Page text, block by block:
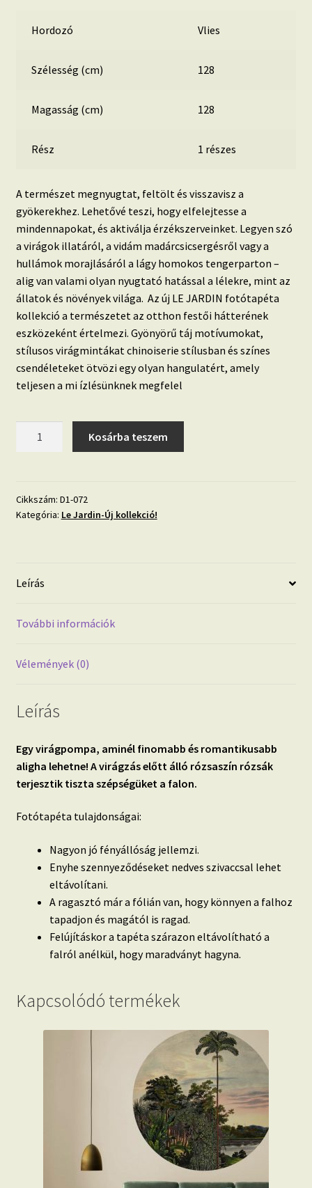
Hordozó Vlies
Szélesség (cm) 128
Magasság (cm) 128
Rész 1 részes
A természet megnyugtat, feltölt és visszavisz a
gyökerekhez. Lehetővé teszi, hogy elfelejtesse a
mindennapokat, és aktiválja érzékszerveinket. Legyen szó
a virágok illatáról, a vidám madárcsicsergésről vagy a
hullámok morajlásáról a lágy homokos tengerparton –
alig van valami olyan nyugtató hatással a lélekre, mint az
állatok és növények világa. Az új LE JARDIN fotótapéta
kollekció a természetet az otthon festői hátterének
eszközeként értelmezi. Gyönyörű táj motívumokat,
stílusos virágmintákat chinoiserie stílusban és színes
csendéleteket ötvözi egy olyan hangulatért, amely
teljesen a mi ízlésünknek megfelel
krém
színű
Kosárba teszem
Cikkszám: D1-072
Kategória: Le Jardin-Új kollekció!
Leírás
További információk
Vélemények (0)
Leírás
Egy virágpompa, aminél finomabb és romantikusabb
aligha lehetne! A virágzás előtt álló rózsaszín rózsák
terjesztik tiszta szépségüket a falon.
Fotótapéta tulajdonságai:
Nagyon jó fényállóság jellemzi.
Enyhe szennyeződéseket nedves szivaccsal lehet
eltávolítani.
A ragasztó már a fólián van, hogy könnyen a falhoz
tapadjon és magától is ragad.
Felújításkor a tapéta szárazon eltávolítható a
falról anélkül, hogy maradványt hagyna.
Kapcsolódó termékek